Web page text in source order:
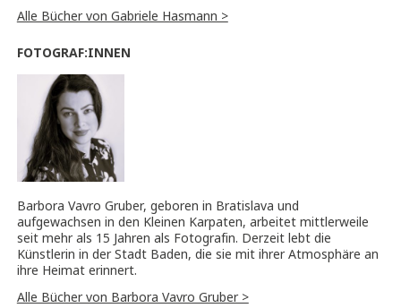
Alle Bücher von Gabriele Hasmann >
FOTOGRAF:INNEN
Barbora Vavro Gruber, geboren in Bratislava und
aufgewachsen in den Kleinen Karpaten, arbeitet mittlerweile
seit mehr als 15 Jahren als Fotografin. Derzeit lebt die
Künstlerin in der Stadt Baden, die sie mit ihrer Atmosphäre an
ihre Heimat erinnert.
Alle Bücher von Barbora Vavro Gruber >